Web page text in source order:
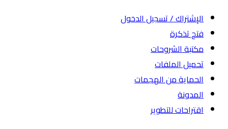
الإشتراك / تسجيل الدخول
فتح تذكرة
مكتبة الشروحات
تحميل الملفات
الحماية من الهجمات
المدونة
اقتراحات للتطوير